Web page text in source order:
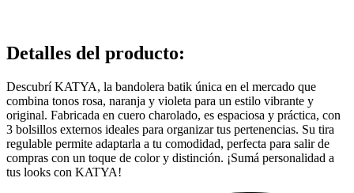
Detalles del producto:
Descubrí KATYA, la bandolera batik única en el mercado que
combina tonos rosa, naranja y violeta para un estilo vibrante y
original. Fabricada en cuero charolado, es espaciosa y práctica, con
3 bolsillos externos ideales para organizar tus pertenencias. Su tira
regulable permite adaptarla a tu comodidad, perfecta para salir de
compras con un toque de color y distinción. ¡Sumá personalidad a
tus looks con KATYA!